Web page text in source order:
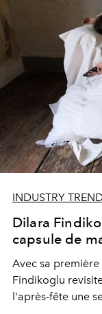
INDUSTRY
Dilara
capsule de
Avec sa
Findikoglu
l'après-fête une